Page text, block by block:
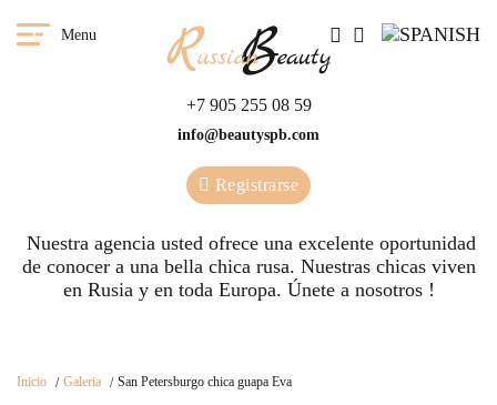
Menu
+7 905 255 08 59
info@beautyspb.com
Registrarse
Nuestra agencia usted ofrece una excelente oportunidad
de conocer a una bella chica rusa. Nuestras сhicas viven
en Rusia y en toda Europa. Únete a nosotros !
Inicio Galeria San Petersburgo chica guapa Eva